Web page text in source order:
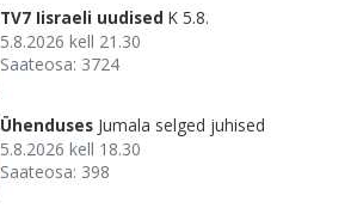
TV7 Iisraeli uudised K 5.8.
5.8.2026 kell 21.30
Saateosa: 3724
Ühenduses Jumala selged juhised
5.8.2026 kell 18.30
Saateosa: 398